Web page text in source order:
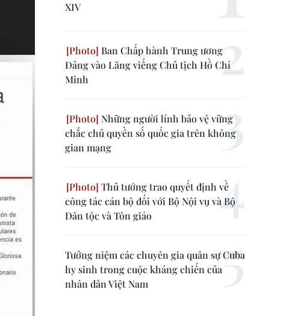
XIV
Ban Chấp hành Trung ương
Đảng vào Lăng viếng Chủ tịch Hồ Chí
Minh
Những người lính bảo vệ vững
chắc chủ quyền số quốc gia trên không
gian mạng
Thủ tướng trao quyết định về
công tác cán bộ đối với Bộ Nội vụ và Bộ
Dân tộc và Tôn giáo
Tưởng niệm các chuyên gia quân sự Cuba
hy sinh trong cuộc kháng chiến của
nhân dân Việt Nam